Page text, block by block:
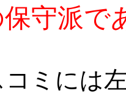
守派で
ミには